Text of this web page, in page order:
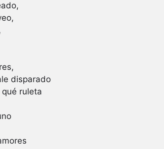
disparado
ruleta